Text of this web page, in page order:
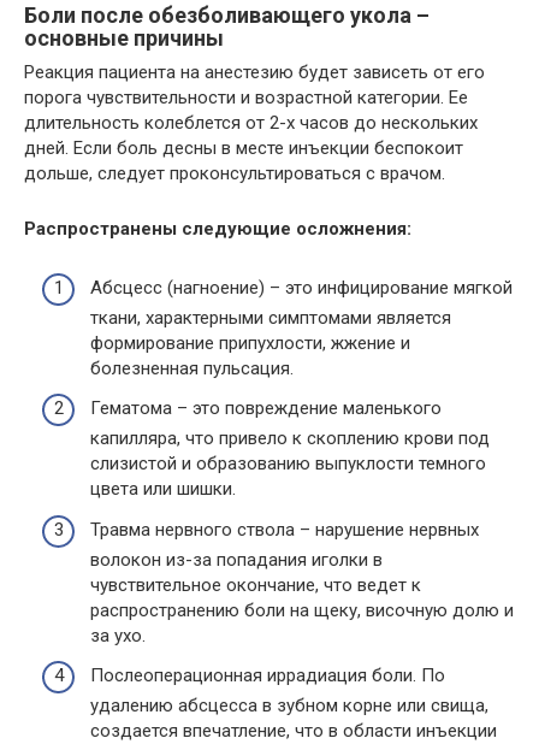
Боли после обезболивающего укола –
основные причины
Реакция пациента на анестезию будет зависеть от его
порога чувствительности и возрастной категории. Ее
длительность колеблется от 2-х часов до нескольких
дней. Если боль десны в месте инъекции беспокоит
дольше, следует проконсультироваться с врачом.
Распространены следующие осложнения:
Абсцесс (нагноение) – это инфицирование мягкой
ткани, характерными симптомами является
формирование припухлости, жжение и
болезненная пульсация.
Гематома – это повреждение маленького
капилляра, что привело к скоплению крови под
слизистой и образованию выпуклости темного
цвета или шишки.
Травма нервного ствола – нарушение нервных
волокон из-за попадания иголки в
чувствительное окончание, что ведет к
распространению боли на щеку, височную долю и
за ухо.
Послеоперационная иррадиация боли. По
удалению абсцесса в зубном корне или свища,
создается впечатление, что в области инъекции